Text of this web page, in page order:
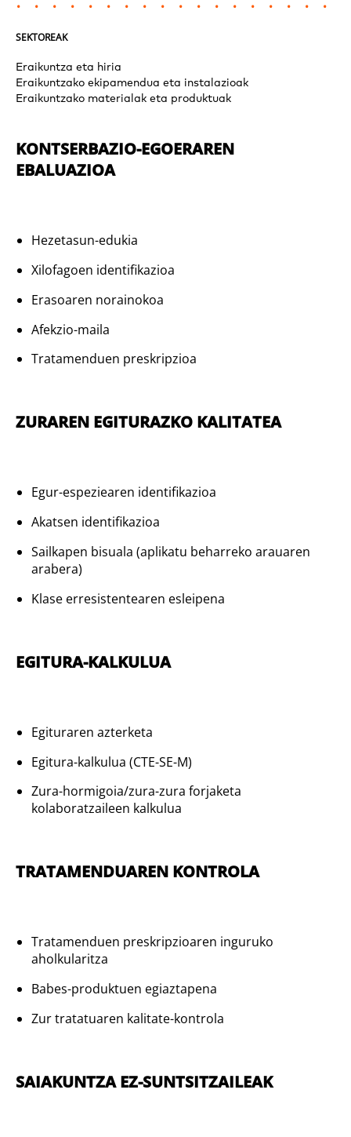
SEKTOREAK
Eraikuntza eta hiria
Eraikuntzako ekipamendua eta instalazioak
Eraikuntzako materialak eta produktuak
KONTSERBAZIO-EGOERAREN
EBALUAZIOA
Hezetasun-edukia
Xilofagoen identifikazioa
Erasoaren norainokoa
Afekzio-maila
Tratamenduen preskripzioa
ZURAREN EGITURAZKO KALITATEA
Egur-espeziearen identifikazioa
Akatsen identifikazioa
Sailkapen bisuala (aplikatu beharreko arauaren
arabera)
Klase erresistentearen esleipena
EGITURA-KALKULUA
Egituraren azterketa
Egitura-kalkulua (CTE-SE-M)
Zura-hormigoia/zura-zura forjaketa
kolaboratzaileen kalkulua
TRATAMENDUAREN KONTROLA
Tratamenduen preskripzioaren inguruko
aholkularitza
Babes-produktuen egiaztapena
Zur tratatuaren kalitate-kontrola
SAIAKUNTZA EZ-SUNTSITZAILEAK